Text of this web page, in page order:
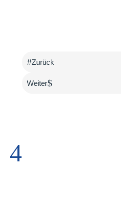
#Zurück
Weiter$
4